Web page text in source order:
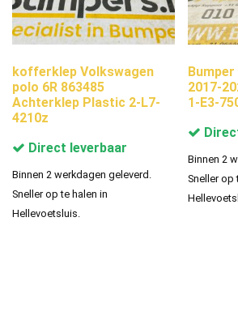
kofferklep Volkswagen
polo 6R 863485
Achterklep Plastic 2-L7-
4210z
Direct leverbaar
Binnen 2 werkdagen geleverd.
Sneller op te halen in
Hellevoetsluis.
2017-
1-E3-
Binnen 2
Sneller op